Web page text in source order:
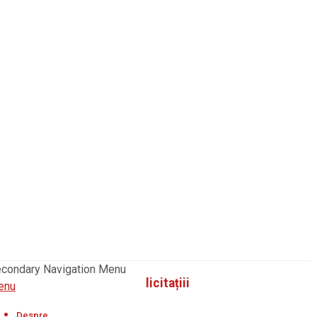
Navigation Menu
licitațiii